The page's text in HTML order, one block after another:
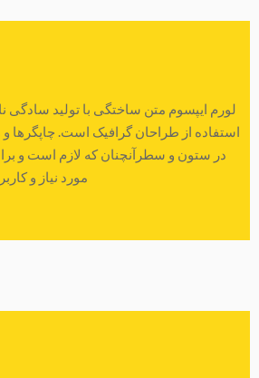
لورم ایپسوم متن ساختگی با تولید سادگی
استفاده از طراحان گرافیک است. چاپگرها و
در ستون و سطرآنچنان که لازم است و
مورد نیاز و